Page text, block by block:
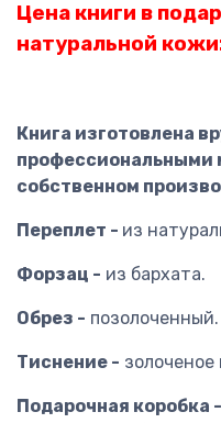
Цена книги в
натуральной
Книга изготовлена
профессиональными
собственном
Переплет - из
Форзац - из бархата.
Обрез - позолоченный.
Тиснение - золоченое
Подарочная коробка -